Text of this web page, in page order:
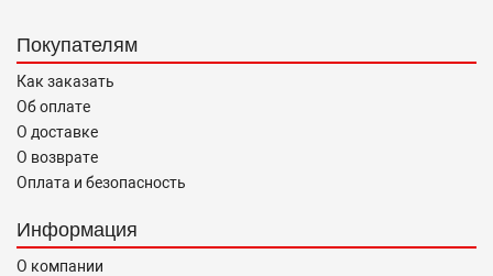
Покупателям
Как заказать
Об оплате
О доставке
О возврате
Оплата и безопасность
Информация
О компании